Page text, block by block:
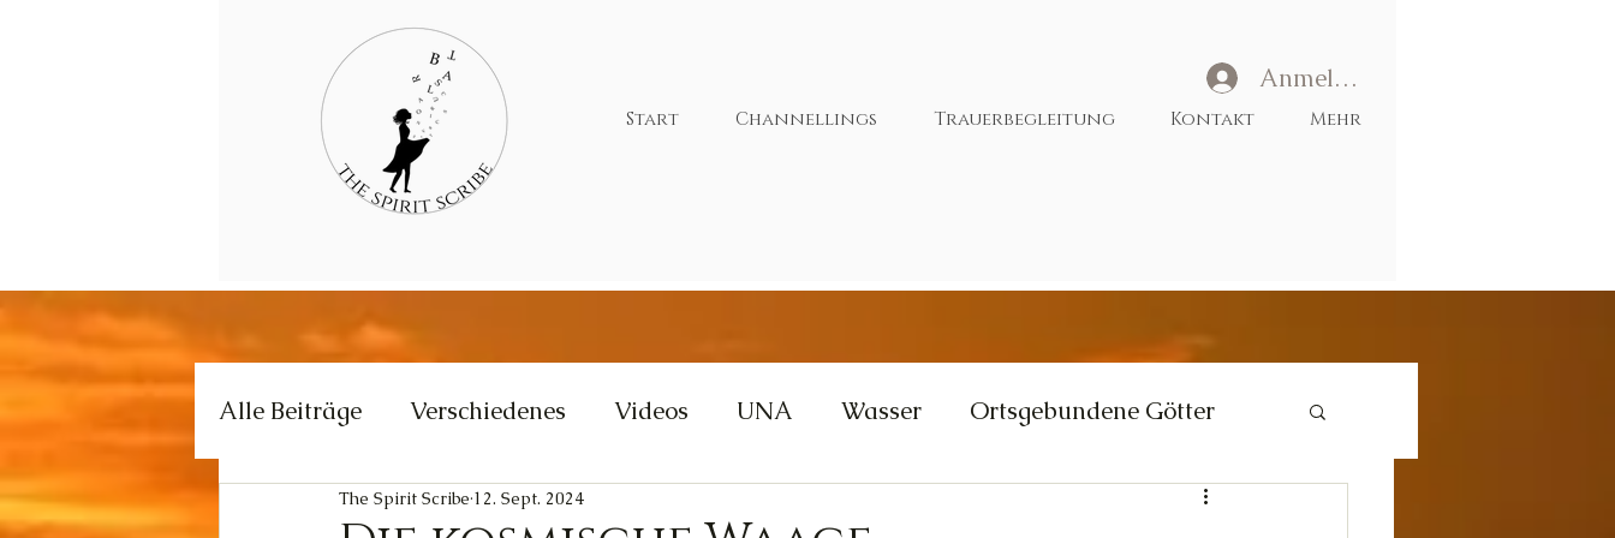
Anmelden
Start Channellings Trauerbegleitung Kontakt Mehr
Alle Beiträge Verschiedenes Videos UNA Wasser Ortsgebundene Götter
Kommunikation Kreativität
The Spirit Scribe 12. Sept. 2024